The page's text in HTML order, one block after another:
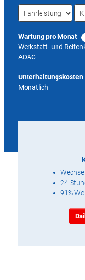
Wartung pro Monat
Werkstatt- und
ADAC
Unterhaltungskosten
Monatlich
24-
91%